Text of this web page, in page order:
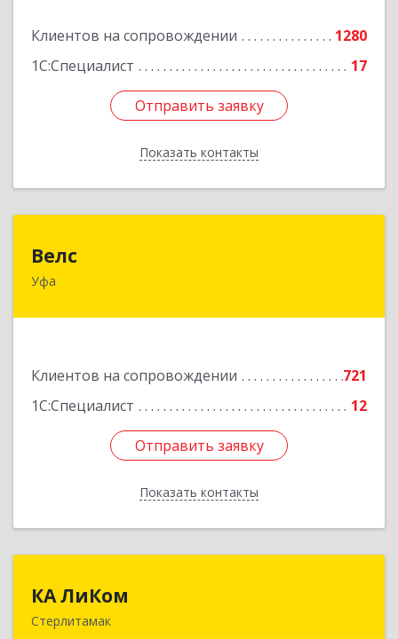
Клиентов на сопровождении
1280
1С:Специалист
17
Отправить заявку
Показать контакты
Отправить заявку
Назад
Велс
Уфа
Клиентов на сопровождении
721
1С:Специалист
12
Отправить заявку
Показать контакты
450071, Башкортостан Респ, Уфа г, 50 лет СССР
Отправить заявку
Назад
КА ЛиКом
Стерлитамак453115, Башкортостан Респ, г.о. город